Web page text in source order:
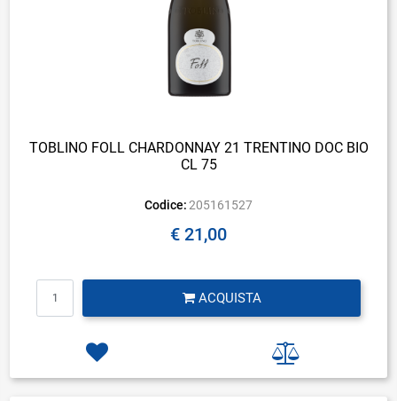
TOBLINO FOLL CHARDONNAY 21 TRENTINO DOC BIO
CL 75
Codice: 205161527
€ 21,00
ACQUISTA